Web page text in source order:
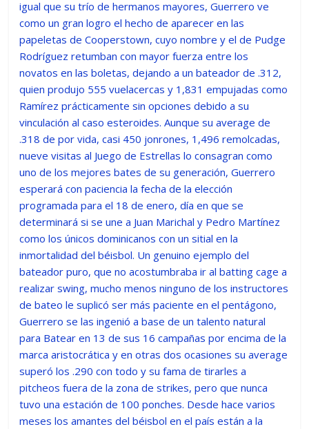
igual que su trío de hermanos mayores, Guerrero ve
como un gran logro el hecho de aparecer en las
papeletas de Cooperstown, cuyo nombre y el de Pudge
Rodríguez retumban con mayor fuerza entre los
novatos en las boletas, dejando a un bateador de .312,
quien produjo 555 vuelacercas y 1,831 empujadas como
Ramírez prácticamente sin opciones debido a su
vinculación al caso esteroides. Aunque su average de
.318 de por vida, casi 450 jonrones, 1,496 remolcadas,
nueve visitas al Juego de Estrellas lo consagran como
uno de los mejores bates de su generación, Guerrero
esperará con paciencia la fecha de la elección
programada para el 18 de enero, día en que se
determinará si se une a Juan Marichal y Pedro Martínez
como los únicos dominicanos con un sitial en la
inmortalidad del béisbol. Un genuino ejemplo del
bateador puro, que no acostumbraba ir al batting cage a
realizar swing, mucho menos ninguno de los instructores
de bateo le suplicó ser más paciente en el pentágono,
Guerrero se las ingenió a base de un talento natural
para Batear en 13 de sus 16 campañas por encima de la
marca aristocrática y en otras dos ocasiones su average
superó los .290 con todo y su fama de tirarles a
pitcheos fuera de la zona de strikes, pero que nunca
tuvo una estación de 100 ponches. Desde hace varios
meses los amantes del béisbol en el país están a la